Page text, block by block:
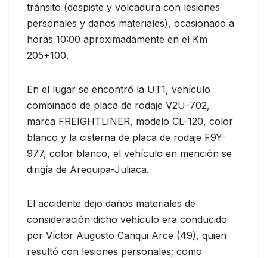
tránsito (despiste y volcadura con lesiones
personales y daños materiales), ocasionado a
horas 10:00 aproximadamente en el Km
205+100.
En el lugar se encontró la UT1, vehículo
combinado de placa de rodaje V2U-702,
marca FREIGHTLINER, modelo CL-120, color
blanco y la cisterna de placa de rodaje F9Y-
977, color blanco, el vehículo en mención se
dirigía de Arequipa-Juliaca.
El accidente dejo daños materiales de
consideración dicho vehículo era conducido
por Víctor Augusto Canqui Arce (49), quien
resultó con lesiones personales; como